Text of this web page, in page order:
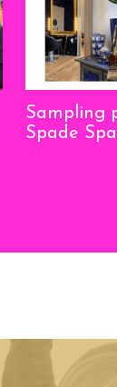
Sampling
Spade